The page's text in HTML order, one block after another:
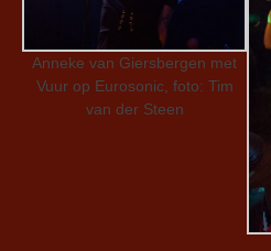
Anneke van Giersbergen met
Vuur op Eurosonic, foto: Tim
van der Steen